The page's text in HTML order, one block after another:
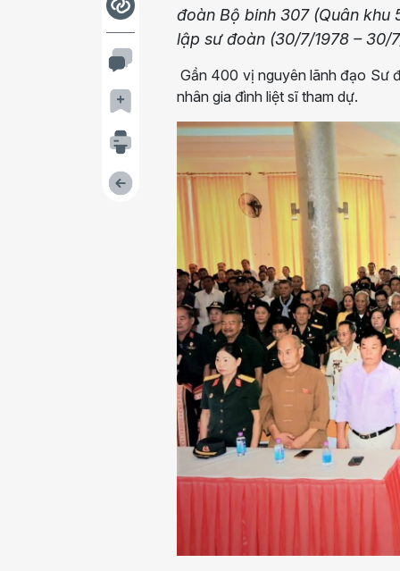
đoàn Bộ binh 307 (Quân
lập sư đoàn (30/7/1978 – 30/
Gần 400 vị nguyên lãnh đạo Sư
nhân gia đình liệt sĩ tham dự.